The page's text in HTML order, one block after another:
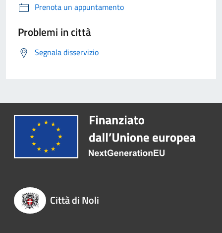
Prenota un appuntamento
Problemi in città
Segnala disservizio
Città di Noli